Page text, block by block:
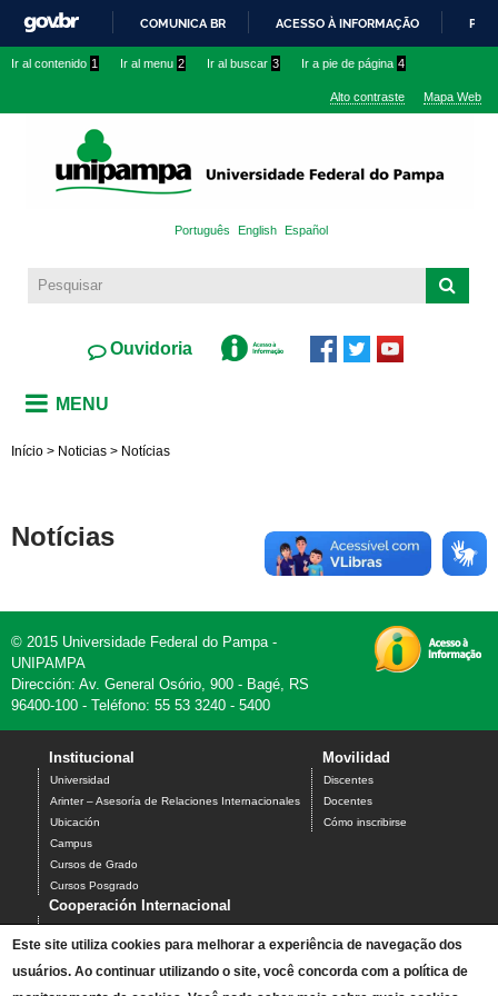
principal
IR
O
COMUNICA BR ACESSO À INFORMAÇÃO
Ir al contenido 1 Ir al menu 2 Ir al buscar 3 Ir a pie de página 4
Alto contraste Mapa Web
Português English Español
Ouvidoria
MENU
Início > Noticias > Notícias
Notícias
© 2015 Universidade Federal do Pampa -
UNIPAMPA
Dirección: Av. General Osório, 900 - Bagé, RS
96400-100 - Teléfono: 55 53 3240 - 5400
Institucional
Universidad
Arinter – Asesoría de Relaciones Internacionales
Ubicación
Campus
Cursos de Grado
Cursos Posgrado
Movilidad
Discentes
Docentes
Cómo inscribirse
Cooperación Internacional
Ciencia sin Fronteras
Santander Universidades
BraCol
Este site utiliza cookies para melhorar a experiência de navegação dos
usuários. Ao continuar utilizando o site, você concorda com a política de